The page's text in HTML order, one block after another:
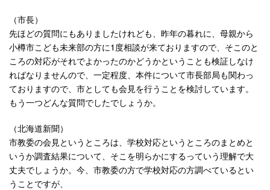
（市長）
先ほどの質問にもありましたけれども、昨年の暮れに、母親から
小樽市こども未来部の方に1度相談が来ておりますので、そこのと
ころの対応がそれでよかったのかどうかということも検証しなけ
ればなりませんので、一定程度、本件について市長部局も関わっ
ておりますので、市としても会見を行うことを検討しています。
もう一つどんな質問でしたでしょうか。
（北海道新聞）
市教委の会見というところは、学校対応というところのまとめと
いうか調査結果について、そこを明らかにするっていう理解で大
丈夫でしょうか。今、市教委の方で学校対応の方調べているとい
うことですが、